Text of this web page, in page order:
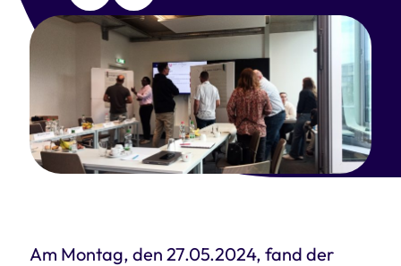
Am Montag, den 27.05.2024, fand der